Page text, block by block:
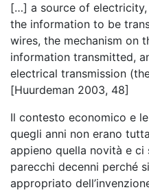
[…] a source of
the information to be
wires, the mechanism on
information transmitted,
electrical transmission
[Huurdeman 2003, 48]
Il contesto economico e
quegli anni non erano
appieno quella novità e
parecchi decenni perché
appropriato